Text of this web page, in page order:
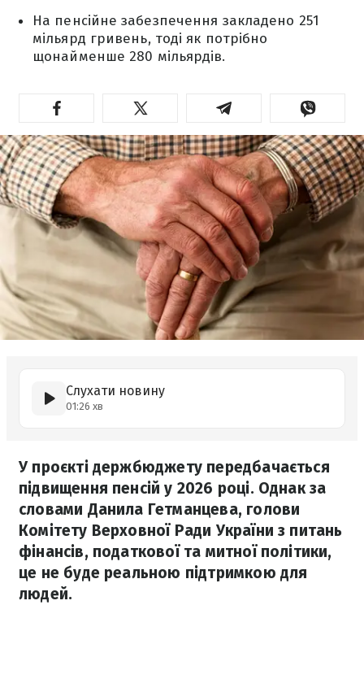
На пенсійне забезпечення закладено 251
мільярд гривень, тоді як потрібно
щонайменше 280 мільярдів.
Слухати новину
01:26 хв
У проєкті держбюджету передбачається
підвищення пенсій у 2026 році. Однак за
словами Данила Гетманцева, голови
Комітету Верховної Ради України з питань
фінансів, податкової та митної політики,
це не буде реальною підтримкою для
людей.